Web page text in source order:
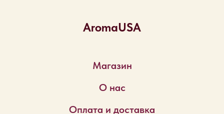
AromaUSA
Магазин
О нас
Оплата и доставка